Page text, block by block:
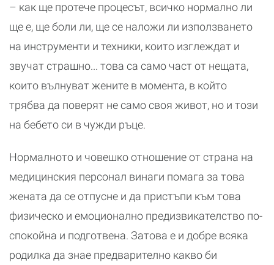
– как ще протече процесът, всичко нормално ли
ще е, ще боли ли, ще се наложи ли използването
на инструменти и техники, които изглеждат и
звучат страшно... това са само част от нещата,
които вълнуват жените в момента, в който
трябва да поверят не само своя живот, но и този
на бебето си в чужди ръце.
Нормалното и човешко отношение от страна на
медицинския персонал винаги помага за това
жената да се отпусне и да пристъпи към това
физическо и емоционално предизвикателство по-
спокойна и подготвена. Затова е и добре всяка
родилка да знае предварително какво би